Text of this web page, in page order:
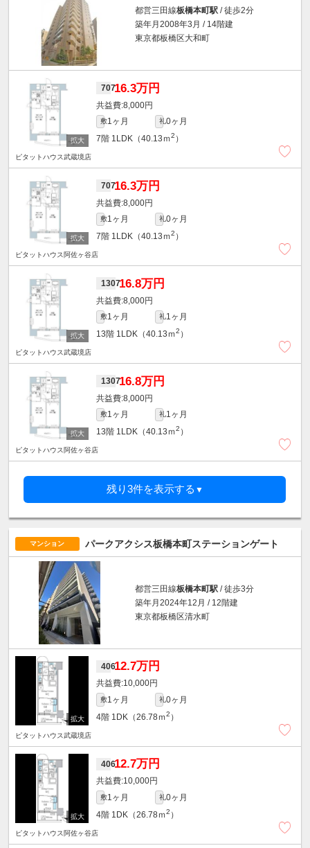
都営三田線板橋本町駅 / 徒歩2分
築年月2008年3月 / 14階建
東京都板橋区大和町
70716.3万円
8,000円
敷1ヶ月 礼0ヶ月
7階 1LDK（40.13ｍ2 ）
ピタットハウス武蔵境店
70716.3万円
8,000円
敷1ヶ月 礼0ヶ月
7階 1LDK（40.13ｍ2 ）
ピタットハウス阿佐ヶ谷店
130716.8万円
8,000円
敷1ヶ月 礼1ヶ月
13階 1LDK（40.13ｍ2 ）
ピタットハウス武蔵境店
130716.8万円
8,000円
敷1ヶ月 礼1ヶ月
13階 1LDK（40.13ｍ2 ）
ピタットハウス阿佐ヶ谷店
残り3件を表示する ▼
マンション パークアクシス板橋本町ステーションゲート
都営三田線板橋本町駅 / 徒歩3分
築年月2024年12月 / 12階建
東京都板橋区清水町
40612.7万円
10,000円
敷1ヶ月 礼0ヶ月
4階 1DK（26.78ｍ2 ）
ピタットハウス武蔵境店
40612.7万円
10,000円
敷1ヶ月 礼0ヶ月
4階 1DK（26.78ｍ2 ）
ピタットハウス阿佐ヶ谷店